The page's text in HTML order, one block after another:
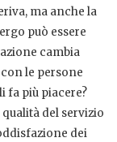
ma anche la
può essere
cambia
le persone
fa più piacere?
del servizio
dei